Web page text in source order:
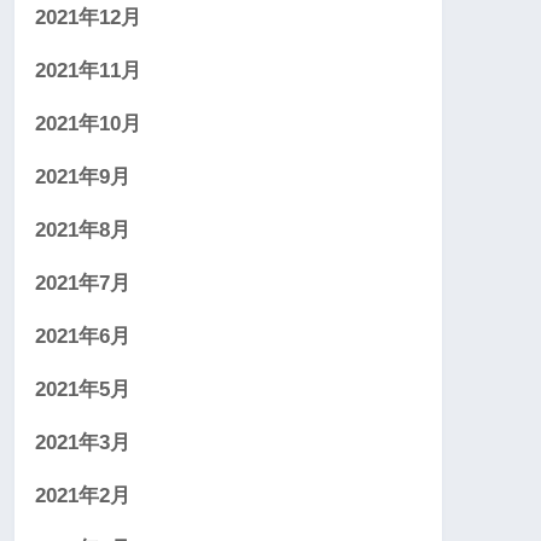
2021年12月
2021年11月
2021年10月
2021年9月
2021年8月
2021年7月
2021年6月
2021年5月
2021年3月
2021年2月